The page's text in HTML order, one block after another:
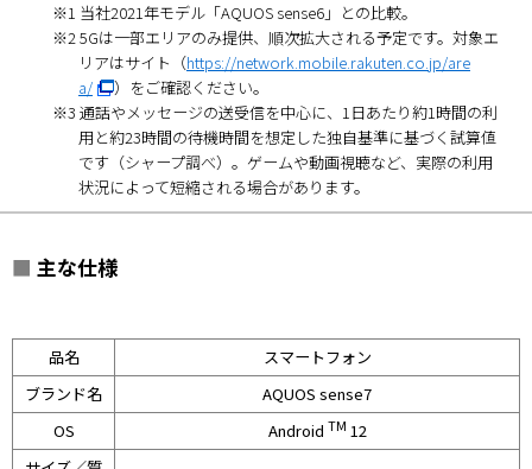
※1 当社2021年モデル「AQUOS sense6」との比較。
※2 5Gは一部エリアのみ提供、順次拡大される予定です。対象エ
リアはサイト（https://network.mobile.rakuten.co.jp/are
a/
）をご確認ください。
※3 通話やメッセージの送受信を中心に、1日あたり約1時間の利
用と約23時間の待機時間を想定した独自基準に基づく試算値
です（シャープ調べ）。ゲームや動画視聴など、実際の利用
状況によって短縮される場合があります。
■ 主な仕様
品名
スマートフォン
ブランド名
AQUOS sense7
OS
Android TM 12